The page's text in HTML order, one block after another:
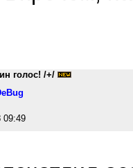
голос! /+/
09:49